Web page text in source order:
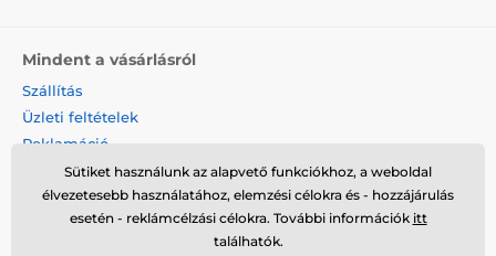
Mindent a vásárlásról
Szállítás
Üzleti feltételek
Reklamáció
Termék visszaküldése
Termék cseréje
Cookies
Sütiket használunk az alapvető funkciókhoz, a weboldal
élvezetesebb használatához, elemzési célokra és - hozzájárulás
esetén - reklámcélzási célokra. További információk itt
találhatók.